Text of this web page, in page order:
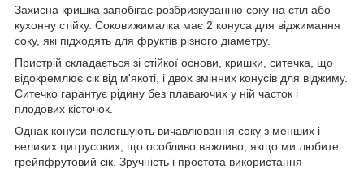
Захисна кришка запобігає розбризкуванню соку на стіл або
кухонну стійку. Соковижималка має 2 конуса для віджимання
соку, які підходять для фруктів різного діаметру.
Пристрій складається зі стійкої основи, кришки, ситечка, що
відокремлює сік від м'якоті, і двох змінних конусів для віджиму.
Ситечко гарантує рідину без плаваючих у ній часток і
плодових кісточок.
Однак конуси полегшують вичавлювання соку з менших і
великих цитрусових, що особливо важливо, якщо ми любите
грейпфрутовий сік. Зручність і простота використання